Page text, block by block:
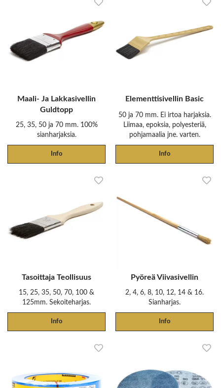
Maali- Ja Lakkasivellin
Guldtopp
25, 35, 50 ja 70 mm. 100%
sianharjaksia.
Info
Elementtisivellin Basic
50 ja 70 mm. Ei irtoa harjaksia.
Liimaa, epoksia, polyesteriä,
pohjamaalia jne. varten.
Info
Tasoittaja Teollisuus
15, 25, 35, 50, 70, 100 &
125mm. Sekoiteharjas.
Info
Pyöreä Viivasivellin
2, 4, 6, 8, 10, 12, 14 & 16.
Sianharjas.
Info